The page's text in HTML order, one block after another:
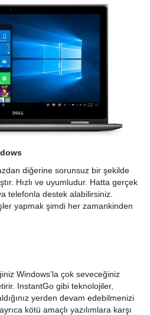
diğerine sorunsuz bir şekilde
Hızlı ve uyumludur. Hatta gerçek
telefonla destek alabilirsiniz.
yapmak şimdi her zamankinden
Windows’la çok seveceğiniz
InstantGo gibi teknolojiler,
yerden devam edebilmenizi
kötü amaçlı yazılımlara karşı